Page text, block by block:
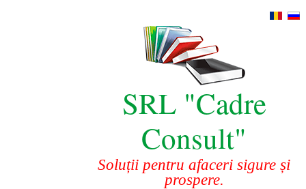
SRL "Cadre
Consult"
Soluții pentru afaceri sigure și
prospere.